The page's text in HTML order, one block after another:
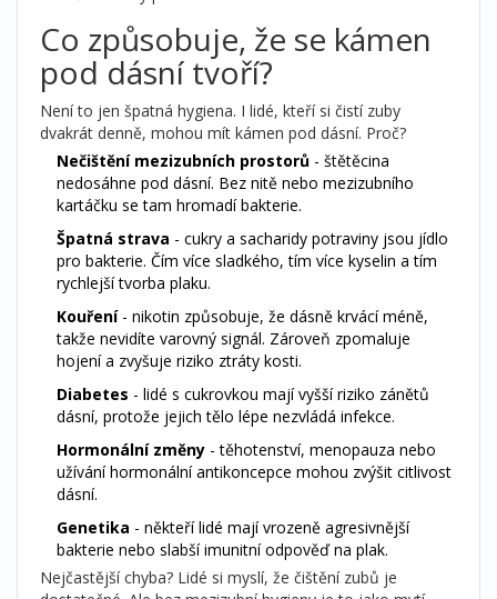
Co způsobuje, že se kámen
pod dásní tvoří?
Není to jen špatná hygiena. I lidé, kteří si čistí zuby
dvakrát denně, mohou mít kámen pod dásní. Proč?
Nečištění mezizubních prostorů - štětěcina
nedosáhne pod dásní. Bez nitě nebo mezizubního
kartáčku se tam hromadí bakterie.
Špatná strava - cukry a sacharidy potraviny jsou jídlo
pro bakterie. Čím více sladkého, tím více kyselin a tím
rychlejší tvorba plaku.
Kouření- nikotin způsobuje, že dásně krvácí méně,
takže nevidíte varovný signál. Zároveň zpomaluje
hojení a zvyšuje riziko ztráty kosti.
Diabetes - lidé s cukrovkou mají vyšší riziko zánětů
dásní, protože jejich tělo lépe nezvládá infekce.
Hormonální změny - těhotenství, menopauza nebo
užívání hormonální antikoncepce mohou zvýšit citlivost
dásní.
Genetika - někteří lidé mají vrozeně agresivnější
bakterie nebo slabší imunitní odpověď na plak.
Nejčastější chyba? Lidé si myslí, že čištění zubů je